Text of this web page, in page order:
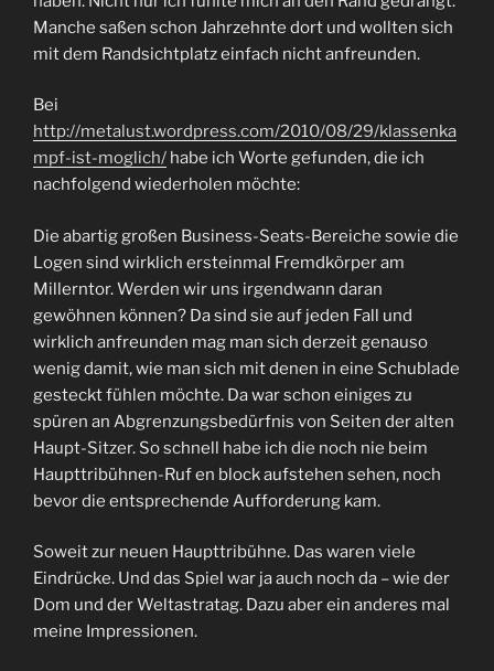
Manche saßen schon Jahrzehnte dort und wollten sich
mit dem Randsichtplatz einfach nicht anfreunden.
Bei
http://metalust.wordpress.com/2010/08/29/klassenka
mpf-ist-moglich/ habe ich Worte gefunden, die ich
nachfolgend wiederholen möchte:
Die abartig großen Business-Seats-Bereiche sowie die
Logen sind wirklich ersteinmal Fremdkörper am
Millerntor. Werden wir uns irgendwann daran
gewöhnen können? Da sind sie auf jeden Fall und
wirklich anfreunden mag man sich derzeit genauso
wenig damit, wie man sich mit denen in eine Schublade
gesteckt fühlen möchte. Da war schon einiges zu
spüren an Abgrenzungsbedürfnis von Seiten der alten
Haupt-Sitzer. So schnell habe ich die noch nie beim
Haupttribühnen-Ruf en block aufstehen sehen, noch
bevor die entsprechende Aufforderung kam.
Soweit zur neuen Haupttribühne. Das waren viele
Eindrücke. Und das Spiel war ja auch noch da – wie der
Dom und der Weltastratag. Dazu aber ein anderes mal
meine Impressionen.